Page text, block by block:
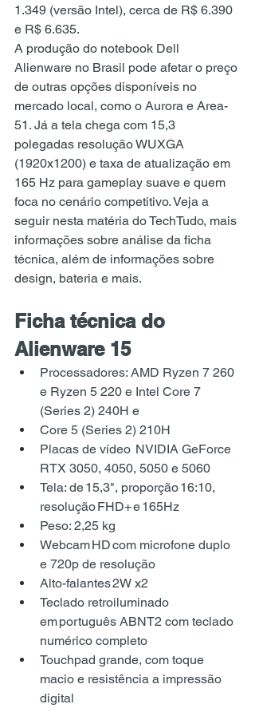
1.349 (versão Intel), cerca de R$ 6.390
e R$ 6.635.
A produção do notebook Dell
Alienware no Brasil pode afetar o preço
de outras opções disponíveis no
mercado local, como o Aurora e Area-
51. Já a tela chega com 15,3
polegadas resolução WUXGA
(1920x1200) e taxa de atualização em
165 Hz para gameplay suave e quem
foca no cenário competitivo. Veja a
seguir nesta matéria do TechTudo, mais
informações sobre análise da ficha
técnica, além de informações sobre
design, bateria e mais.
Ficha técnica do
Alienware 15
Processadores: AMD Ryzen 7 260
e Ryzen 5 220 e Intel Core 7
(Series 2) 240H e
Core 5 (Series 2) 210H
Placas de vídeo  NVIDIA GeForce
RTX 3050, 4050, 5050 e 5060
Tela: de 15,3", proporção 16:10,
resolução FHD+ e 165Hz
Peso: 2,25 kg
Webcam HD com microfone duplo
e 720p de resolução
Alto-falantes 2W x2
Teclado retroiluminado
em português ABNT2 com teclado
numérico completo
Touchpad grande, com toque
macio e resistência a impressão
digital